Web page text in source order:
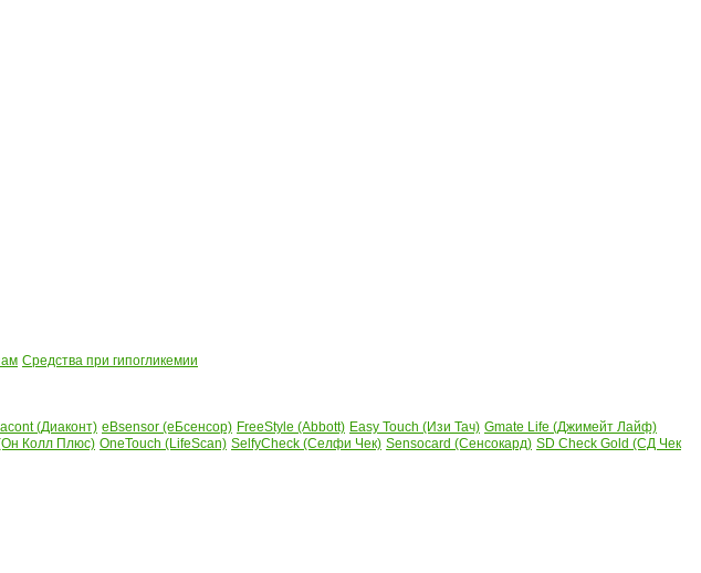
Средства при гипогликемии
(Диаконт) eBsensor (еБсенсор) FreeStyle (Abbott) Easy Touch (Изи Тач) Gmate Life (Джимейт Лайф)
Колл Плюс) OneTouch (LifeScan) SelfyCheck (Селфи Чек) Sensocard (Сенсокард) SD Check Gold (СД Чек